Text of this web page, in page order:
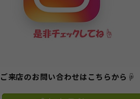
ご来店のお問い合わせはこちらから☟